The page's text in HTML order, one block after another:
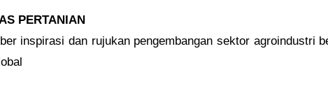
PERTANIAN
inspirasi dan rujukan pengembangan sektor agroindustri